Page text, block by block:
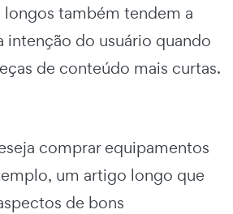
também tendem a
intenção do usuário quando
de conteúdo mais curtas.
comprar equipamentos
um artigo longo que
de bons